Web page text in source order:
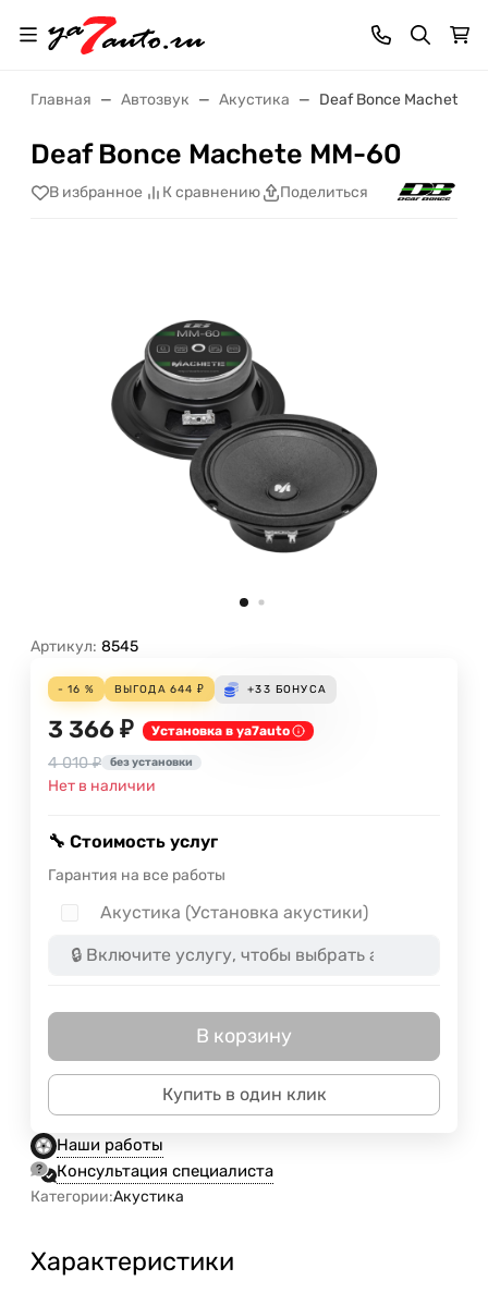
Главная Автозвук Акустика Deaf Bonce Machete
Deaf Bonce Machete MM-60
В избранное К сравнению Поделиться
Артикул: 8545
- 16 % ВЫГОДА 644 ₽ +33 БОНУСА
3 366 ₽ Установка в ya7auto
4 010 ₽ без установки
Нет в наличии
🔧 Стоимость услуг
Гарантия на все работы
Акустика (Установка акустики)
В корзину
Купить в один клик
Наши работы
Консультация специалиста
Категории:Акустика
Характеристики